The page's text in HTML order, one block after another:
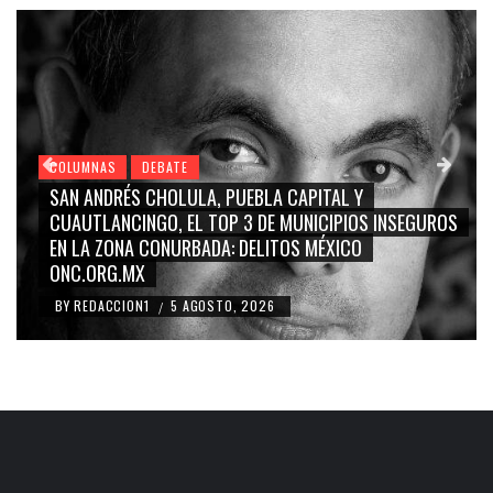
INSEGUROS
COLUMNAS DEBATE
GRACE PALOMARES, NAY SALVATORI,
CARMEN SALINAS “LA CORCHOLATA”,
BLANCO, SILVIA PINAL: LA
RIDICULIZACIÓN DE LA
BY REDACCION1 / 4 AGOSTO, 2026